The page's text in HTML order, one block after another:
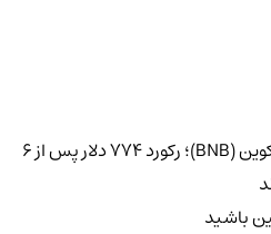
بایننس کوین (BNB)؛ رکورد 774 دلار پس از 6
باشید